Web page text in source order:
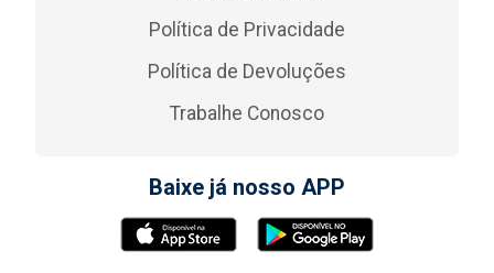
Política de Privacidade
Política de Devoluções
Trabalhe Conosco
Baixe já nosso APP